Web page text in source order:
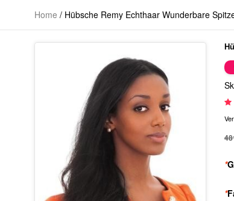
Home / Hübsche Remy Echthaar Wunderbare
*
*